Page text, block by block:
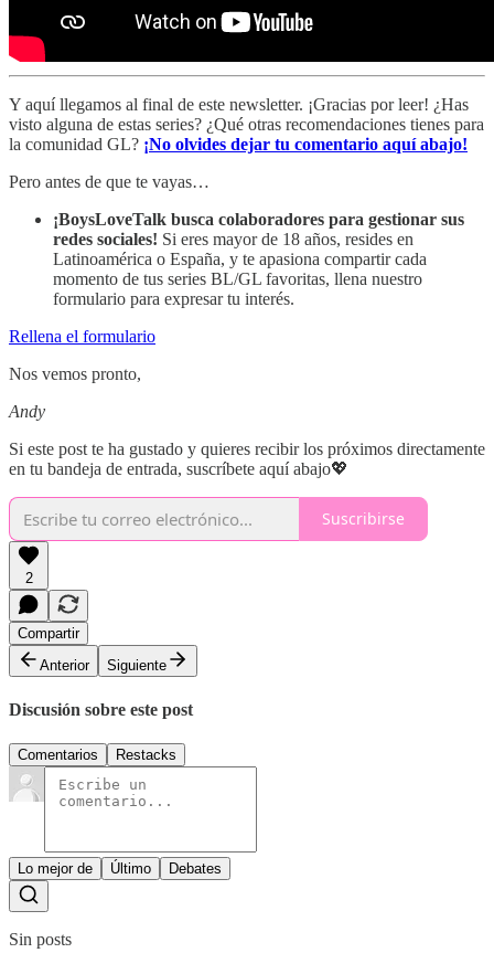
Y aquí llegamos al final de este newsletter. ¡Gracias por leer! ¿Has
visto alguna de estas series? ¿Qué otras recomendaciones tienes para
la comunidad GL? ¡No olvides dejar tu comentario aquí abajo!
Pero antes de que te vayas…
¡BoysLoveTalk busca colaboradores para gestionar sus
redes sociales! Si eres mayor de 18 años, resides en
Latinoamérica o España, y te apasiona compartir cada
momento de tus series BL/GL favoritas, llena nuestro
formulario para expresar tu interés.
Rellena el formulario
Nos vemos pronto,
Andy
Si este post te ha gustado y quieres recibir los próximos directamente
en tu bandeja de entrada, suscríbete aquí abajo💖
Suscribirse
2
Compartir
Anterior
Siguiente
Discusión sobre este post
Comentarios Restacks
Lo mejor de Último Debates
Sin posts